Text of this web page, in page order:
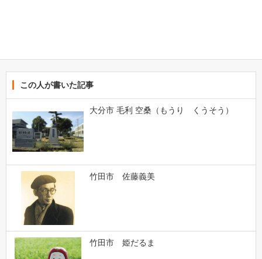
この人が書いた記事
大分市 毛利 空桑（もうり くうそう）
竹田市 佐藤義美
竹田市 姫だるま